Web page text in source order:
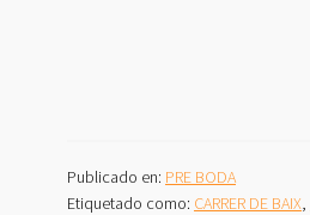
Publicado en: PRE BODA
Etiquetado como: CARRER DE BAIX,